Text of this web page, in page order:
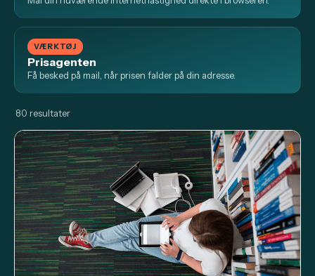
VÆRKTØJ
Prisagenten
Få besked på mail, når prisen falder på din adresse.
80 resultater